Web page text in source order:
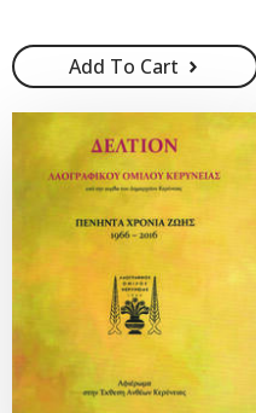
Add To Cart